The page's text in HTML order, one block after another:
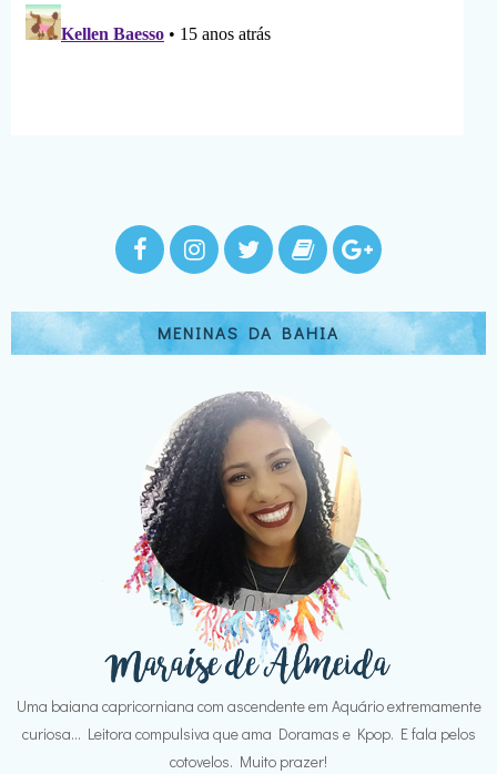
MENINAS DA BAHIA
Uma baiana capricorniana com ascendente em Aquário extremamente
curiosa... Leitora compulsiva que ama Doramas e Kpop. E fala pelos
cotovelos. Muito prazer!